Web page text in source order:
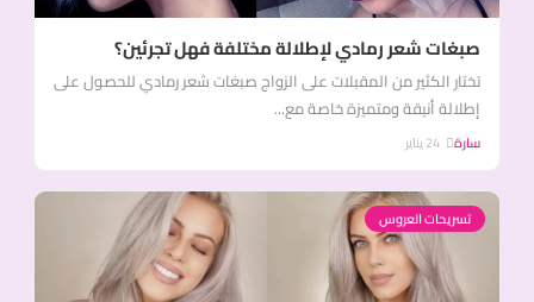
صبغات شعر رمادي لإطلالة مختلفة فهل تجرئين؟
تختار الكثير من المقبلات على الزواج صبغات شعر رمادي للحصول على
إطلالة أنيقة ومتميزة خاصة مع...
سارة
تسريحات العروس